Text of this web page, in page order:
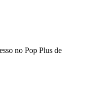
no Pop Plus de